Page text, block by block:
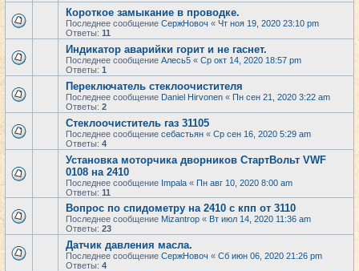
Короткое замыкание в проводке.
Последнее сообщение СержНовоч « Чт ноя 19, 2020 23:10 pm
Ответы: 11
Индикатор аварийки горит и не гаснет.
Последнее сообщение Алесь5 « Ср окт 14, 2020 18:57 pm
Ответы: 1
Переключатель стеклоочистителя
Последнее сообщение Daniel Hirvonen « Пн сен 21, 2020 3:22 am
Ответы: 2
Стеклоочиститель газ 31105
Последнее сообщение себастьян « Ср сен 16, 2020 5:29 am
Ответы: 4
Установка моторчика дворников СтартВольт VWF
0108 на 2410
Последнее сообщение Impala « Пн авг 10, 2020 8:00 am
Ответы: 11
Вопрос по спидометру на 2410 с кпп от 3110
Последнее сообщение Mizantrop « Вт июл 14, 2020 11:36 am
Ответы: 23
Датчик давления масла.
Последнее сообщение СержНовоч « Сб июн 06, 2020 21:26 pm
Ответы: 4